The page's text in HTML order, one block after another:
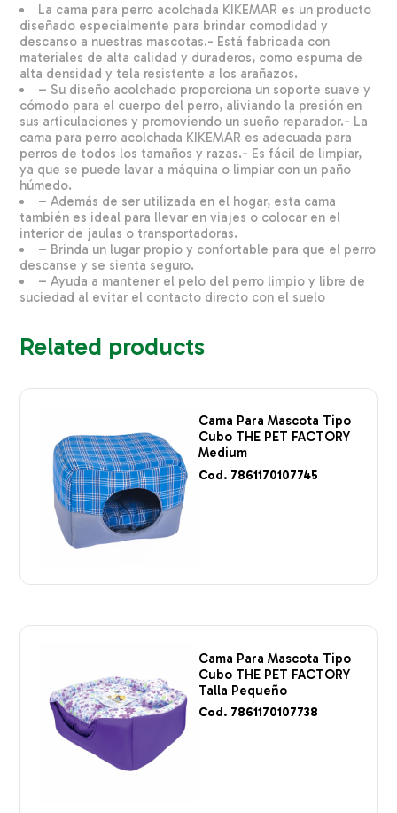
La cama para perro acolchada KIKEMAR es un producto
diseñado especialmente para brindar comodidad y
descanso a nuestras mascotas.- Está fabricada con
materiales de alta calidad y duraderos, como espuma de
alta densidad y tela resistente a los arañazos.
– Su diseño acolchado proporciona un soporte suave y
cómodo para el cuerpo del perro, aliviando la presión en
sus articulaciones y promoviendo un sueño reparador.- La
cama para perro acolchada KIKEMAR es adecuada para
perros de todos los tamaños y razas.- Es fácil de limpiar,
ya que se puede lavar a máquina o limpiar con un paño
húmedo.
– Además de ser utilizada en el hogar, esta cama
también es ideal para llevar en viajes o colocar en el
interior de jaulas o transportadoras.
– Brinda un lugar propio y confortable para que el perro
descanse y se sienta seguro.
– Ayuda a mantener el pelo del perro limpio y libre de
suciedad al evitar el contacto directo con el suelo
Related products
Cama Para Mascota Tipo
Cubo THE PET FACTORY
Medium
Cod. 7861170107745
Cama Para Mascota Tipo
Cubo THE PET FACTORY
Talla Pequeño
Cod. 7861170107738